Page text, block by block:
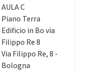
AULA C
Piano Terra
Edificio in Bo via
Filippo Re 8
Via Filippo Re, 8 -
Bologna